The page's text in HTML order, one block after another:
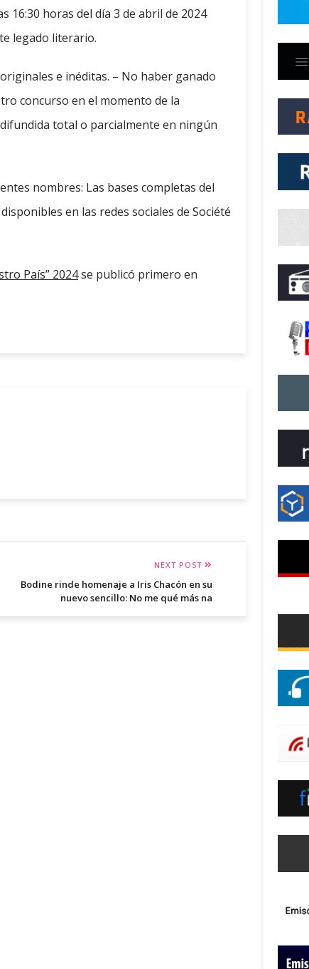
16:30 horas del día 3 de abril de 2024
legado literario.
e inéditas. – No haber ganado
concurso en el momento de la
total o parcialmente en ningún
nombres: Las bases completas del
en las redes sociales de Société
País” 2024se publicó primero en
NEXT POST
Bodine rinde homenaje a Iris Chacón en su
nuevo sencillo: No me qué más na